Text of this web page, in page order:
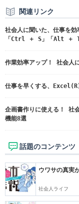
関連リンク
社会人に聞いた、仕事を
「Ctrl ＋ S」「Alt ＋
作業効率アップ！ 社会人
仕事を早くする、
企画書作りに使える！ 社
機能8選
話題のコンテンツ
ウワサの真実
社会人ライフ